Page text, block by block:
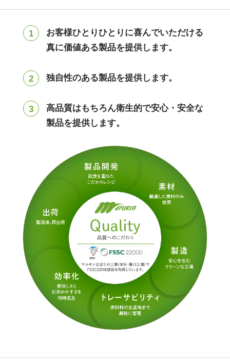
お客様ひとりひとりに喜んでいただける
真に価値ある製品を提供します。
独自性のある製品を提供します。
高品質はもちろん衛生的で安心・安全な
製品を提供します。